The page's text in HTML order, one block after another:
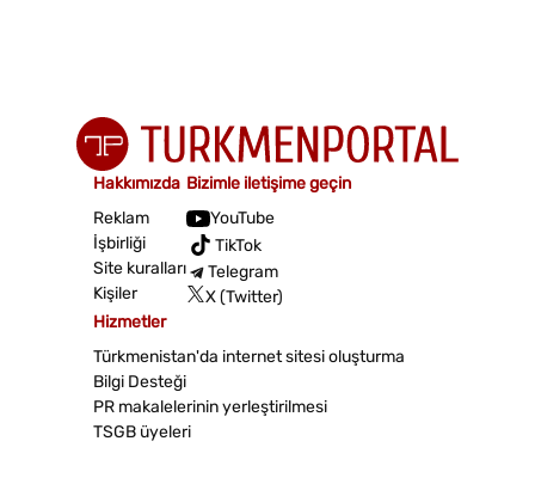
Hakkımızda
Reklam
İşbirliği
Site kuralları
Kişiler
Bizimle iletişime geçin
YouTube
TikTok
Telegram
X (Twitter)
Hizmetler
Türkmenistan'da internet sitesi oluşturma
Bilgi Desteği
PR makalelerinin yerleştirilmesi
TSGB üyeleri